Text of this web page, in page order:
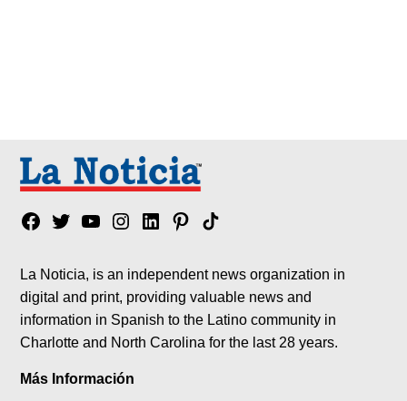
Facebook
TwitterYouTubeInstagram
LinkedinPinterest
Tik
La Noticia, is an independent news organization in
digital and print, providing valuable news and
information in Spanish to the Latino community in
Charlotte and North Carolina for the last 28 years.
Más Información